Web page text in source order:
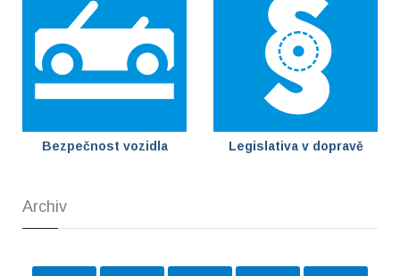
Bezpečnost vozidla Legislativa v dopravě
Archiv